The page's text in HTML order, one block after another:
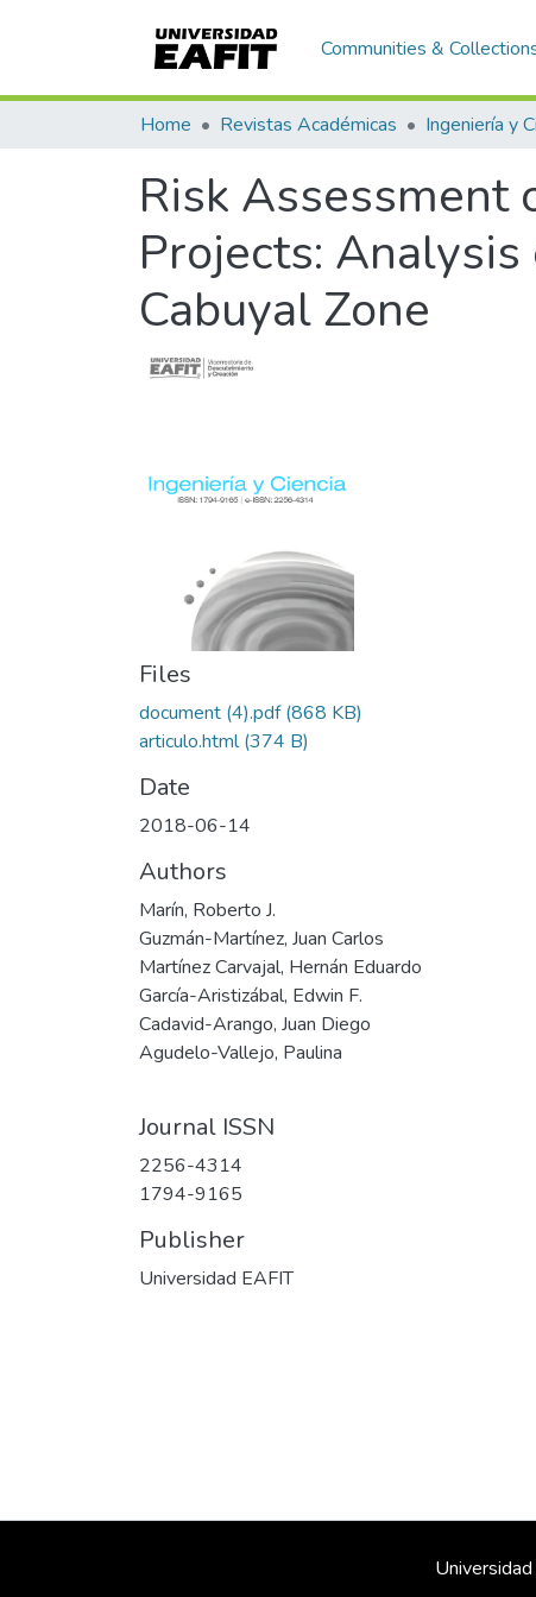
Communities &
Home Revistas Académicas Ingeniería y
Risk
Projects:
Cabuyal Zone
Files
document (4).pdf(868 KB)
articulo.html(374 B)
Date
2018-06-14
Authors
Marín, Roberto J.
Guzmán-Martínez, Juan Carlos
Martínez Carvajal, Hernán Eduardo
García-Aristizábal, Edwin F.
Cadavid-Arango, Juan Diego
Agudelo-Vallejo, Paulina
Journal ISSN
2256-4314
1794-9165
Publisher
Universidad EAFIT